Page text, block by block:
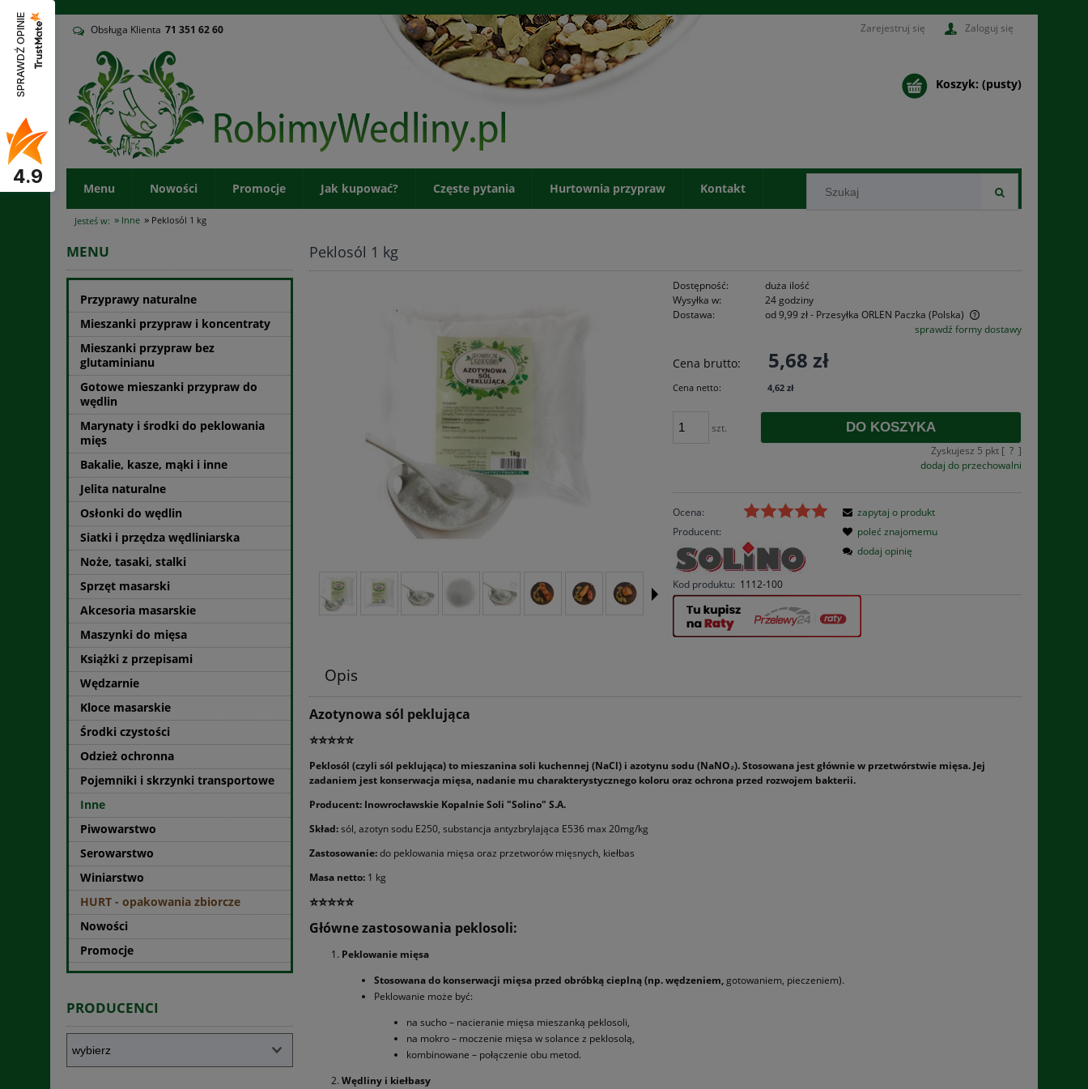
Obsługa Klienta 71 351 62 60 Zarejestruj się Zaloguj się
Koszyk: (pusty)
Menu Nowości Promocje Jak kupować? Częste pytania Hurtownia przypraw Kontakt
Jesteś w: » Inne » Peklosól 1 kg
MENU
Przyprawy naturalne
Mieszanki przypraw i koncentraty
Mieszanki przypraw bez
glutaminianu
Gotowe mieszanki przypraw do
wędlin
Marynaty i środki do peklowania
mięs
Bakalie, kasze, mąki i inne
Jelita naturalne
Osłonki do wędlin
Siatki i przędza wędliniarska
Noże, tasaki, stalki
Sprzęt masarski
Akcesoria masarskie
Maszynki do mięsa
Książki z przepisami
Wędzarnie
Kloce masarskie
Środki czystości
Odzież ochronna
Pojemniki i skrzynki transportowe
Inne
Piwowarstwo
Serowarstwo
Winiarstwo
HURT - opakowania zbiorcze
Nowości
Promocje
PRODUCENCI
Peklosól 1 kg
Dostępność:
duża ilość
Wysyłka w:
24 godziny
Dostawa:
od 9,99 zł- Przesyłka ORLEN Paczka (Polska)
Cena nie zawiera ewentualnych kosztów
płatności
sprawdź formy dostawy
Cena brutto: 5,68 zł
Cena netto: 4,62 zł
szt. DO KOSZYKA
Zyskujesz 5 pkt [ ? ]
dodaj do przechowalni
Ocena:
Producent:
Kod produktu: 1112-100
zapytaj o produkt
poleć znajomemu
dodaj opinię
Opis
Azotynowa sól peklująca
⭐⭐⭐⭐⭐
Peklosól (czyli sól peklująca) to mieszanina soli kuchennej (NaCl) i azotynu sodu (NaNO₂). Stosowana jest głównie w przetwórstwie mięsa. Jej
zadaniem jest konserwacja mięsa, nadanie mu charakterystycznego koloru oraz ochrona przed rozwojem bakterii.
Producent: Inowrocławskie Kopalnie Soli "Solino" S.A.
Skład:sól, azotyn sodu E250, substancja antyzbrylająca E536 max 20mg/kg
Zastosowanie:do peklowania mięsa oraz przetworów mięsnych, kiełbas
Masa netto: 1 kg
⭐⭐⭐⭐⭐
Główne zastosowania peklosoli:
Peklowanie mięsa
Stosowana do konserwacji mięsa przed obróbką cieplną (np. wędzeniem, gotowaniem, pieczeniem).
Peklowanie może być:
na sucho – nacieranie mięsa mieszanką peklosoli,
na mokro – moczenie mięsa w solance z peklosolą,
kombinowane – połączenie obu metod.
Wędliny i kiełbasy
SPRAWDŹ OPINIE
4.9